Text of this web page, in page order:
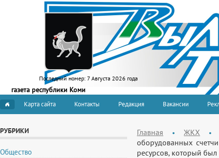
Последний номер: 7 Августа 2026 года
газета республики Коми
Карта сайта Контакты Редакция Вакансии
РУБРИКИ
Общество
Главная
ЖКХ
оборудованных
ресурсов, который